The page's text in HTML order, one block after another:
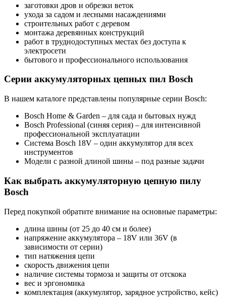
заготовки дров и обрезки веток
ухода за садом и лесными насаждениями
строительных работ с деревом
монтажа деревянных конструкций
работ в труднодоступных местах без доступа к
электросети
бытового и профессионального использования
Серии аккумуляторных цепных пил Bosch
В нашем каталоге представлены популярные серии Bosch:
Bosch Home & Garden – для сада и бытовых нужд
Bosch Professional (синяя серия) – для интенсивной
профессиональной эксплуатации
Система Bosch 18V – один аккумулятор для всех
инструментов
Модели с разной длиной шины – под разные задачи
Как выбрать аккумуляторную цепную пилу
Bosch
Перед покупкой обратите внимание на основные параметры:
длина шины (от 25 до 40 см и более)
напряжение аккумулятора – 18V или 36V (в
зависимости от серии)
тип натяжения цепи
скорость движения цепи
наличие системы тормоза и защиты от отскока
вес и эргономика
комплектация (аккумулятор, зарядное устройство, кейс)